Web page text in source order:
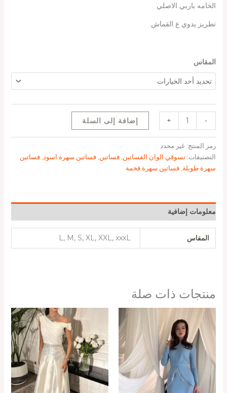
الخامه باربي الاصلي
تطريز يدوي ع القماش
المقاس
-
+ إضافة إلى السلة
رمز المنتج: غير محدد
التصنيفات: تسوقي الوان الفساتين, فساتين, فساتين سهرة اسود, فساتين
سهرة طويلة, فساتين سهرة فخمة
معلومات إضافية
المقاس L, M, S, XL, XXL, xxxL
منتجات ذات صلة